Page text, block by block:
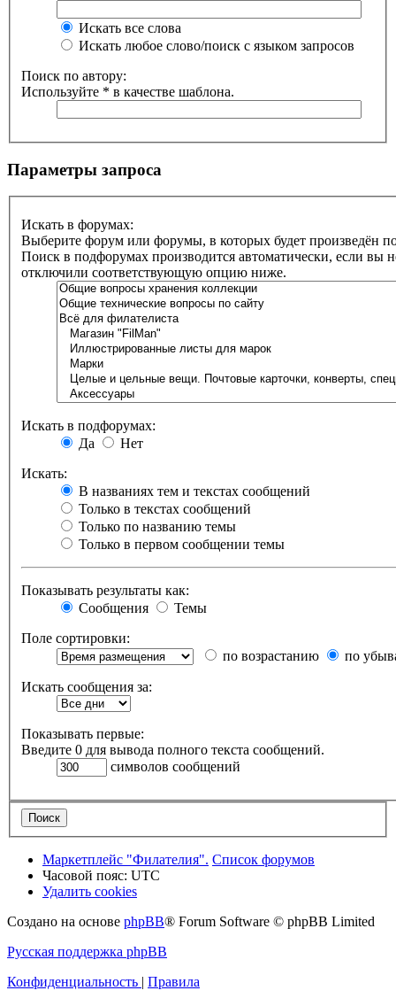
Искать все слова
Искать любое слово/поиск с языком запросов
Поиск по автору:
Используйте * в качестве шаблона.
Параметры запроса
Искать в форумах:
Выберите форум или форумы, в которых будет произведён
Поиск в подфорумах производится автоматически, если вы
отключили соответствующую опцию ниже.
Искать в подфорумах:
Да
Нет
Искать:
В названиях тем и текстах сообщений
Только в текстах сообщений
Только по названию темы
Только в первом сообщении темы
Показывать результаты как:
Сообщения
Темы
Поле сортировки:
по возрастанию
по
Искать сообщения за:
Показывать первые:
Введите 0 для вывода полного текста сообщений.
символов сообщений
Маркетплейс "Филателия". Список форумов
Часовой пояс: UTC
Удалить cookies
Создано на основе phpBB® Forum Software © phpBB Limited
Русская поддержка phpBB
Конфиденциальность | Правила